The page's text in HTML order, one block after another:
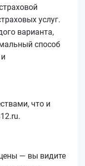
услуг.
варианта,
способ
что и
— вы видите